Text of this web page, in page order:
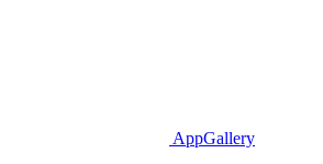
AppGallery